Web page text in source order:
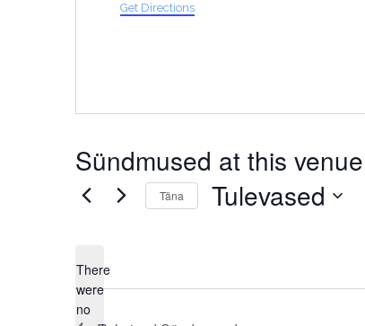
Get Directions
Sündmused at this venue
Notice
There
were
no
Täna Tulevased